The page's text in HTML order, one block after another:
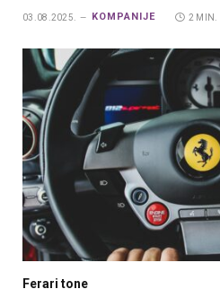
03.08.2025. KOMPANIJE 2 MIN.
Ferari tone